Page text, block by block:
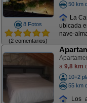
8 Fotos
(2 comentarios)
50 km
La
ubicada
nave-
a 9,8 km
10+2
55 km
Los